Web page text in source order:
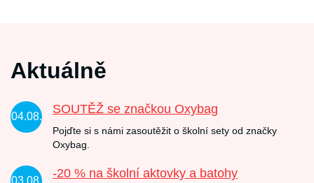
Aktuálně
04.08.
SOUTĚŽ se značkou Oxybag
Pojďte si s námi zasoutěžit o školní sety od značky
Oxybag.
03.08.
-20 % na školní aktovky a batohy